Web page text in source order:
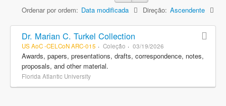
Ordenar por ordem: Data modificada Direção: Ascendente
Dr. Marian C. Turkel Collection
US AoC -CELCoN ARC-015 Coleção 03/19/2026
Awards, papers, presentations, drafts, correspondence, notes,
proposals, and other material.
Florida Atlantic University